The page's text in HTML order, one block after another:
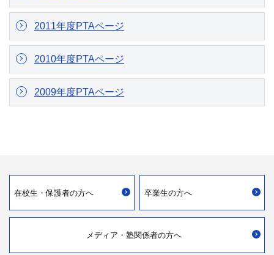
2011年度PTAページ
2010年度PTAページ
2009年度PTAページ
在校生・保護者の方へ 卒業生の方へ
メディア・ 塾関係者の方へ